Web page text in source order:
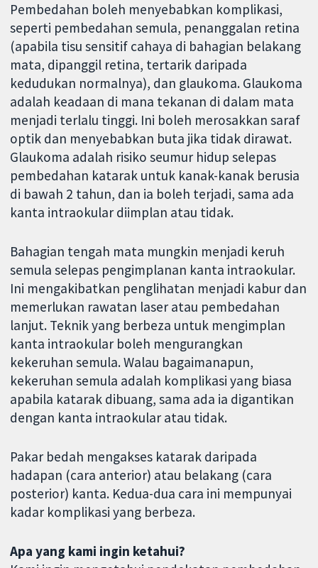
Pembedahan boleh menyebabkan komplikasi,
seperti pembedahan semula, penanggalan retina
(apabila tisu sensitif cahaya di bahagian belakang
mata, dipanggil retina, tertarik daripada
kedudukan normalnya), dan glaukoma. Glaukoma
adalah keadaan di mana tekanan di dalam mata
menjadi terlalu tinggi. Ini boleh merosakkan saraf
optik dan menyebabkan buta jika tidak dirawat.
Glaukoma adalah risiko seumur hidup selepas
pembedahan katarak untuk kanak-kanak berusia
di bawah 2 tahun, dan ia boleh terjadi, sama ada
kanta intraokular diimplan atau tidak.
Bahagian tengah mata mungkin menjadi keruh
semula selepas pengimplanan kanta intraokular.
Ini mengakibatkan penglihatan menjadi kabur dan
memerlukan rawatan laser atau pembedahan
lanjut. Teknik yang berbeza untuk mengimplan
kanta intraokular boleh mengurangkan
kekeruhan semula. Walau bagaimanapun,
kekeruhan semula adalah komplikasi yang biasa
apabila katarak dibuang, sama ada ia digantikan
dengan kanta intraokular atau tidak.
Pakar bedah mengakses katarak daripada
hadapan (cara anterior) atau belakang (cara
posterior) kanta. Kedua-dua cara ini mempunyai
kadar komplikasi yang berbeza.
Apa yang kami ingin ketahui?